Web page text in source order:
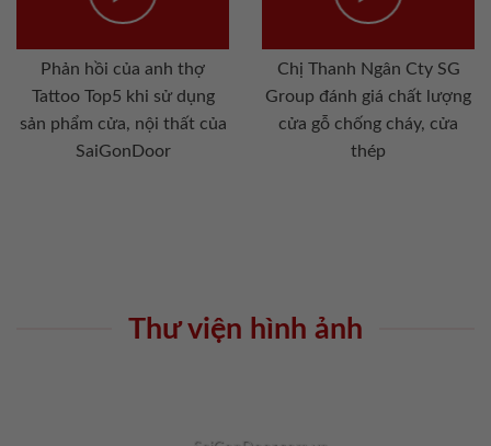
Phản hồi của anh thợ
Tattoo Top5 khi sử dụng
sản phẩm cửa, nội thất của
SaiGonDoor
Chị Thanh Ngân Cty SG
Group đánh giá chất lượng
cửa gỗ chống cháy, cửa
thép
Thư viện hình ảnh